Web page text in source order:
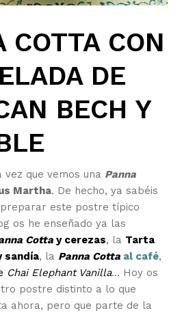
COTTA CON
DE
BECH Y
que vemos una Panna
Martha. De hecho, ya sabéis
este postre típico
os he enseñado ya las
Cottay cerezas, la Tarta
sandía, la Panna Cotta al café,
Chai Elephant Vanilla… Hoy os
postre distinto a lo que
ahora, pero que parte de la